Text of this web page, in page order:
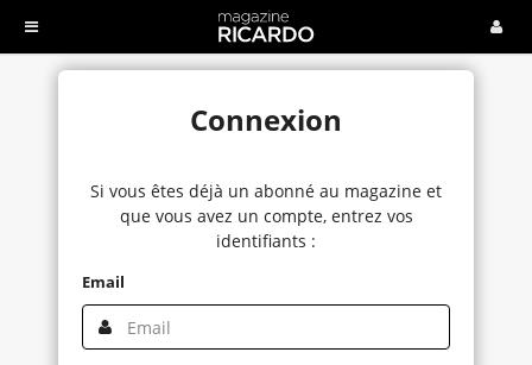
Connexion
Si vous êtes déjà un abonné au magazine et
que vous avez un compte, entrez vos
identifiants :
Email